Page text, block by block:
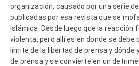
organización, causado por una serie
publicadas por esa revista que se
islámica. Desde luego que la reacción
violenta, pero allí es en donde se debe
límite de la libertad de prensa y dónde
de prensa y se convierte en un